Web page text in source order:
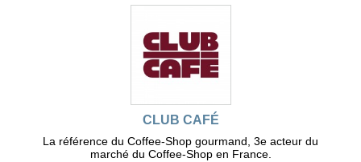
CLUB CAFÉ
La référence du Coffee-Shop gourmand, 3e acteur du
marché du Coffee-Shop en France.